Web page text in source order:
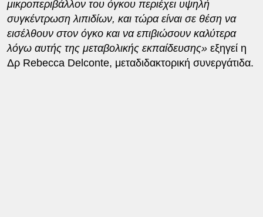
μικροπεριβάλλον του όγκου περιέχει υψηλή
συγκέντρωση λιπιδίων, και τώρα είναι σε θέση να
εισέλθουν στον όγκο και να επιβιώσουν καλύτερα
λόγω αυτής της μεταβολικής εκπαίδευσης»εξηγεί η
Δρ Rebecca Delconte, μεταδιδακτορική συνεργάτιδα.